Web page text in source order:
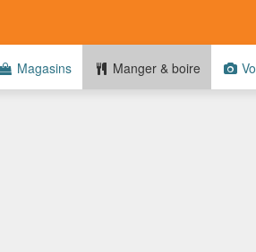
Magasins Manger & boire